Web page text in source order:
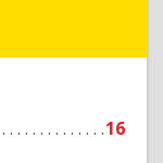
16
р-н,
Подробнее